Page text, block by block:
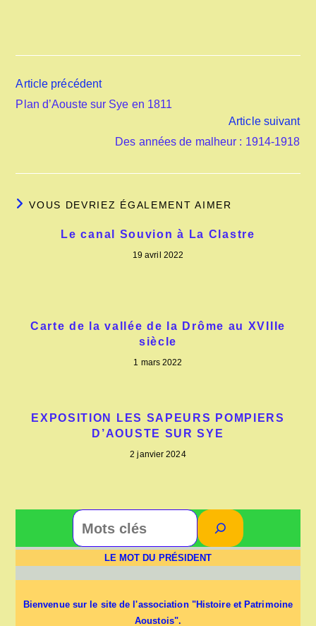
Read
articles
Article précédent
Plan d’Aouste sur Sye en 1811
Article suivant
Des années de malheur : 1914-1918
VOUS DEVRIEZ ÉGALEMENT AIMER
Le canal Souvion à La Clastre
19 avril 2022
Carte de la vallée de la Drôme au XVIIIe
siècle
1 mars 2022
EXPOSITION LES SAPEURS POMPIERS
D’AOUSTE SUR SYE
2 janvier 2024
Rechercher
LE MOT DU PRÉSIDENT
Bienvenue sur le site de l'association "Histoire et Patrimoine
Aoustois".